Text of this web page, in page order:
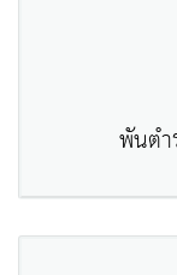
พันต